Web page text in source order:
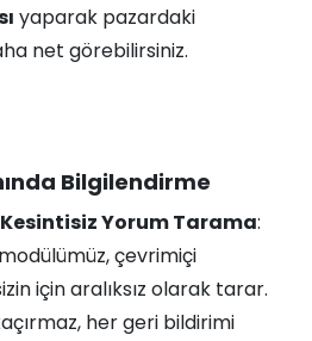
yaparak pazardaki
net görebilirsiniz.
Bilgilendirme
Yorum Tarama:
çevrimiçi
için aralıksız olarak tarar.
her geri bildirimi